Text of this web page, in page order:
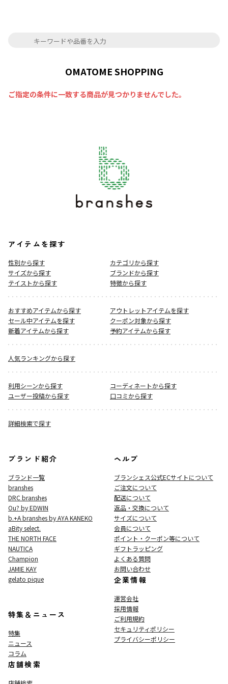
OMATOME SHOPPING
ご指定の条件に一致する商品が見つかりませんでした。
アイテムを探す
性別から探す
カテゴリから探す
サイズから探す
ブランドから探す
テイストから探す
特徴から探す
おすすめアイテムから探す
アウトレットアイテムを探す
セール中アイテムを探す
クーポン対象から探す
新着アイテムから探す
予約アイテムから探す
人気ランキングから探す
利用シーンから探す
コーディネートから探す
ユーザー投稿から探す
口コミから探す
詳細検索で探す
ブランド紹介
ブランド一覧
branshes
DRC branshes
Ou? by EDWIN
b.+A branshes by AYA KANEKO
aBity select.
THE NORTH FACE
NAUTICA
Champion
JAMIE KAY
gelato pique
特集＆ニュース
特集
ニュース
コラム
店舗検索
ヘルプ
ブランシェス公式ECサイトについて
ご注文について
配送について
返品・交換について
サイズについて
会員について
ポイント・クーポン等について
ギフトラッピング
よくある質問
お問い合わせ
企業情報
運営会社
採用情報
ご利用規約
セキュリティポリシー
プライバシーポリシー